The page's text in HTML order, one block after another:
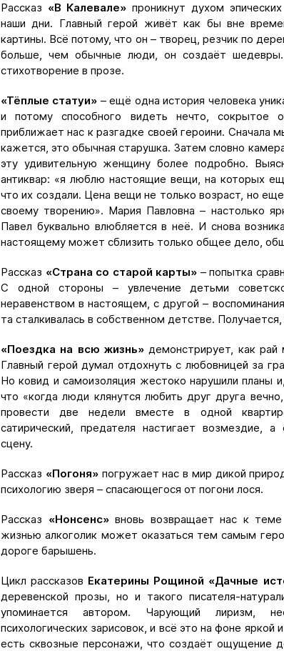
Рассказ «В Калевале» проникнут духом
наши дни. Главный герой живёт как бы вне
картины. Всё потому, что он – творец, резчик по
больше, чем обычные люди, он создаёт шедевры.
стихотворение в прозе.
«Тёплые статуи» – ещё одна история человека
и потому способного видеть нечто, сокрытое
приближает нас к разгадке своей героини.
кажется, это обычная старушка. Затем словно
эту удивительную женщину более подробно.
антиквар: «я люблю настоящие вещи, на которых
что их создали. Цена вещи не только возраст, но
своему творению». Мария Павловна – настолько
Павел буквально влюбляется в неё. И снова
настоящему может сблизить только общее дело,
Рассказ «Страна со старой карты» – попытка
С одной стороны – увлечение детьми
неравенством в настоящем, с другой –
та сталкивалась в собственном детстве.
«Поездка на всю жизнь»демонстрирует, как рай
Главный герой думал отдохнуть с любовницей за
Но ковид и самоизоляция жестоко нарушили планы
что «когда люди клянутся любить друг друга
провести две недели вместе в одной
сатирический, предателя настигает возмездие,
сцену.
Рассказ «Погоня»погружает нас в мир дикой
психологию зверя – спасающегося от погони лося.
Рассказ «Нонсенс»вновь возвращает нас к теме
жизнью алкоголик может оказаться тем самым
дороге барышень.
Цикл рассказов Екатерины Рощиной «Дачные
деревенской прозы, но и такого писателя-
упоминается автором. Чарующий лиризм,
психологических зарисовок, и всё это на фоне
есть сквозные персонажи, что создаёт ощущение